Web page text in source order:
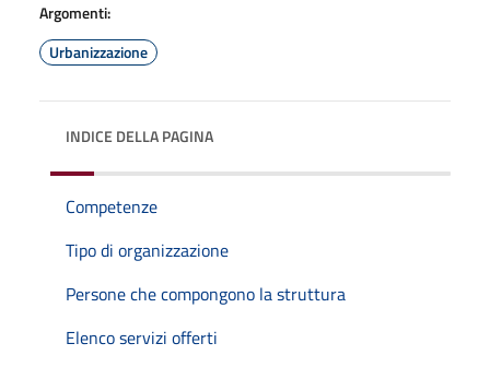
Argomenti:
Urbanizzazione
INDICE DELLA PAGINA
Competenze
Tipo di organizzazione
Persone che compongono la struttura
Elenco servizi offerti